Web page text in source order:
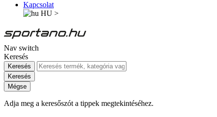
Kapcsolat
HU >
Nav switch
Keresés
Keresés
Keresés
Mégse
Adja meg a keresőszót a tippek megtekintéséhez.